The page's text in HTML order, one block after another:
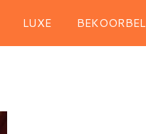
LUXE BEKOORBEL